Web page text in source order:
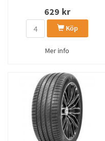
629 kr
Köp
Mer info